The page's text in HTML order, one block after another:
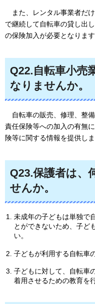
また、レンタル事業者だ
で継続して自転車の貸し出
の保険加入が必要となります
Q22.自転車小売
なりませんか。
自転車の販売、修理、整
責任保険等への加入の有無
険等に関する情報を提供しま
Q23.保護者は、
せんか。
未成年の子どもは単独で
とができないため、子ど
い。
子どもが利用する自転車
子どもに対して、自転車
着用させるための教育を